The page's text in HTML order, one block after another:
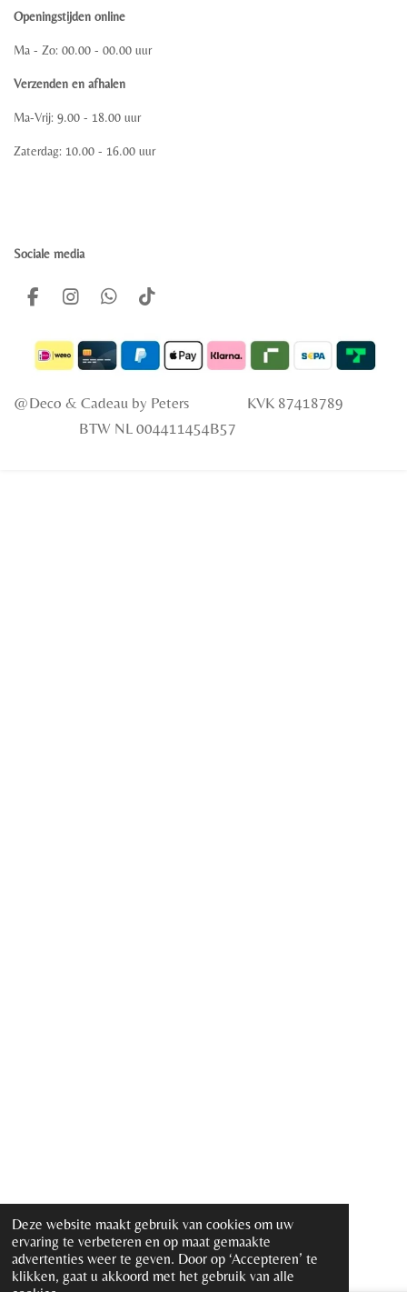
Deze website maakt gebruik van cookies om uw
ervaring te verbeteren en op maat gemaakte
advertenties weer te geven. Door op ‘Accepteren’ te
klikken, gaat u akkoord met het gebruik van alle
Openingstijden online
Ma - Zo: 00.00 - 00.00 uur
Verzenden en afhalen
Ma-Vrij: 9.00 - 18.00 uur
Zaterdag: 10.00 - 16.00 uur
Sociale media
F
c
e
b
o
I
s
t
a
r
W
a
t
s
p
p
T
k
T
o
@Deco & Cadeau by Peters KVK 87418789
BTW NL 004411454B57